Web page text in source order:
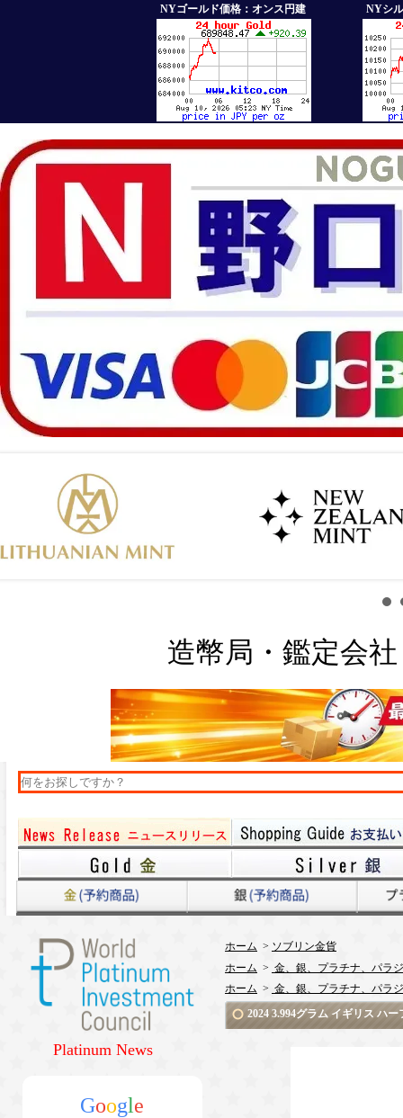
NYゴールド価格：オンス円建 NYシ
造幣局・鑑定会
Platinum News
Google
ホーム > ソブリン金貨
ホーム > 金、銀、プラチナ、パラ
ホーム > 金、銀、プラチナ、パラ
2024 3.994グラム イギリス ハ